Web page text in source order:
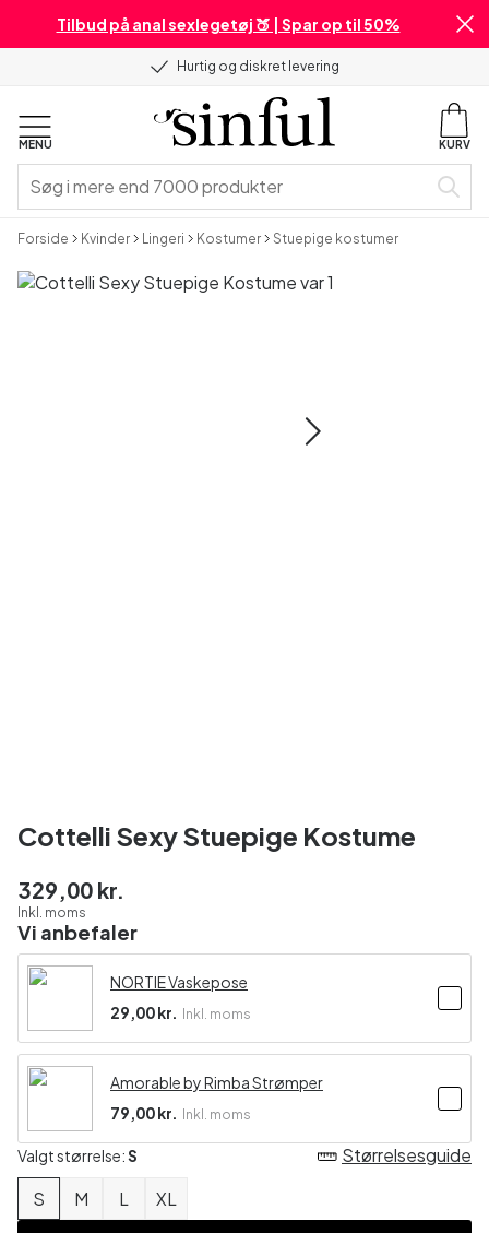
Tilbud på anal sexlegetøj 🍑 | Spar op til 50%
Hurtig og diskret levering
MENU KURV
Forside Kvinder Lingeri Kostumer Stuepige kostumer
Cottelli Sexy Stuepige Kostume
329,00 kr.
Inkl. moms
Vi anbefaler
NORTIE Vaskepose
29,00 kr.
Inkl. moms
Amorable by Rimba Strømper
79,00 kr.
Inkl. moms
Valgt størrelse:S
S M L XL
Størrelsesguide